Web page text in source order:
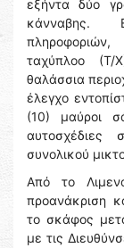
εξήντα δύο
κάνναβης.
ταχύπλοο (Τ/
θαλάσσια
έλεγχο
(10) μαύροι
αυτοσχέδιες
συνολικού
Από το
προανάκριση
το σκάφος
με τις